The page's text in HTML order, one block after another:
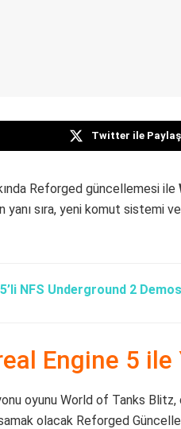
Twitter ile Paylaş
Reforged güncellemesi ile
yanı sıra, yeni komut sistemi
NFS Underground 2
Engine 5 ile
oyunu World of Tanks Blitz,
olacak Reforged